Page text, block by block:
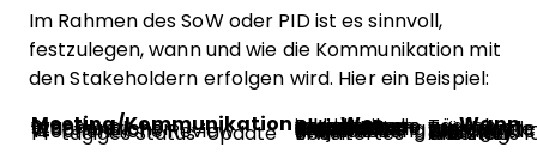
Im Rahmen des SoW oder PID ist es sinnvoll,
festzulegen, wann und wie die Kommunikation mit
den Stakeholdern erfolgen wird. Hier ein Beispiel:
Meeting/Kommunikation Wer Wann
Stand-up Alle internen Personen, die in dieser Projektphase aktiv mitarbeiten Täglich
Wöchentlicher Statusbericht Wird an die Projektleitung gesendet, die ihn an das erweiterte Team weiterleitet Wöchentlich, montags zum Tagesende
Wöchentliche Review Projektleitung und Kern-Stakeholder Wöchentlich, freitags 10 Uhr
14-tägiges Status-Update Erweitertes Team Alle zwei Wochen, dienstags 10 Uhr